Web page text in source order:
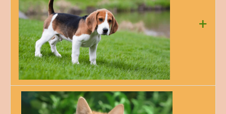
+
Câinele(Canis lupus familiaris) este una dintre
subspeciile lupului cenușiu , fiind un mamifer